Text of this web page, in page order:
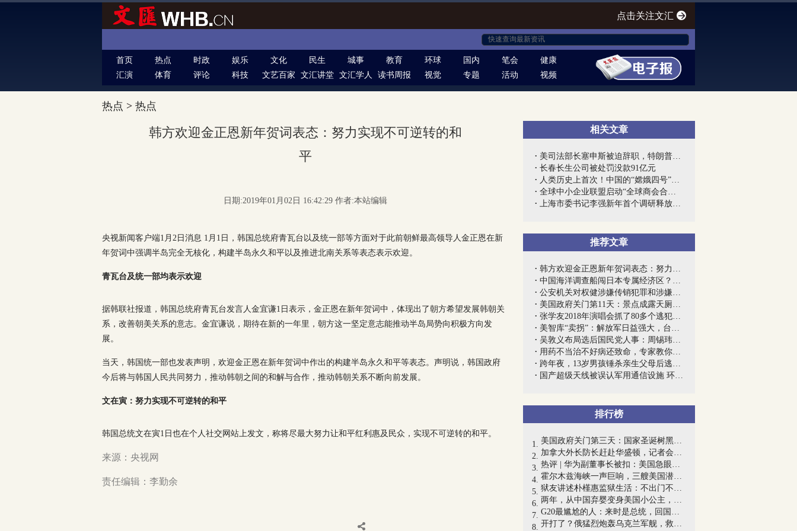
点击关注文汇
首页 热点 时政 娱乐 文化 民生 城事 教育 环球 国内 笔会
健康
汇演
体育 评论 科技 文艺百家 文汇讲堂 文汇学人 读书周报 视觉 专题 活动 视频
热点 > 热点
相关文章
美司法部长塞申斯被迫辞职，特朗普终向“...
长春长生公司被处罚没款91亿元
人类历史上首次！中国的“嫦娥四号”到底...
全球中小企业联盟启动“全球商会合作网”...
上海市委书记李强新年首个调研释放强烈信...
推荐文章
韩方欢迎金正恩新年贺词表态：努力实现不...
中国海洋调查船闯日本专属经济区？外交部...
公安机关对权健涉嫌传销犯罪和涉嫌虚假广...
美国政府关门第11天：景点成露天厕所，粪...
张学友2018年演唱会抓了80多个逃犯，网友...
美智库“卖拐”：解放军日益强大，台军应...
吴敦义布局选后国民党人事：周锡玮出任副...
用药不当治不好病还致命，专家教你如何避...
跨年夜，13岁男孩锤杀亲生父母后逃跑……
国产超级天线被误认军用通信设施 环球：...
排行榜
美国政府关门第三天：国家圣诞树黑灯瞎火...
加拿大外长防长赶赴华盛顿，记者会上问的...
热评 | 华为副董事长被扣：美国急眼了，...
霍尔木兹海峡一声巨响，三艘美国潜艇被炸...
狱友讲述朴槿惠监狱生活：不出门不洗澡不...
两年，从中国弃婴变身美国小公主，她的刷...
G20最尴尬的人：来时是总统，回国变“前...
开打了？俄猛烈炮轰乌克兰军舰，救生艇全...
韩方欢迎金正恩新年贺词表态：努力实现不可逆转的和
平
日期:2019年01月02日 16:42:29 作者:本站编辑
央视新闻客户端1月2日消息 1月1日，韩国总统府青瓦台以及统一部等方面对于此前朝鲜最高领导人金正恩在新
年贺词中强调半岛完全无核化，构建半岛永久和平以及推进北南关系等表态表示欢迎。
青瓦台及统一部均表示欢迎
据韩联社报道，韩国总统府青瓦台发言人金宜谦1日表示，金正恩在新年贺词中，体现出了朝方希望发展韩朝关
系，改善朝美关系的意志。金宜谦说，期待在新的一年里，朝方这一坚定意志能推动半岛局势向积极方向发
展。
当天，韩国统一部也发表声明，欢迎金正恩在新年贺词中作出的构建半岛永久和平等表态。声明说，韩国政府
今后将与韩国人民共同努力，推动韩朝之间的和解与合作，推动韩朝关系不断向前发展。
文在寅：努力实现不可逆转的和平
韩国总统文在寅1日也在个人社交网站上发文，称将尽最大努力让和平红利惠及民众，实现不可逆转的和平。
来源：央视网
责任编辑：李勤余